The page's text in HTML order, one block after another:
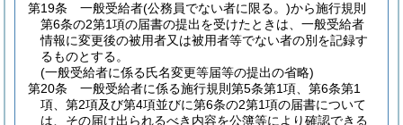
第19条
一般受給者(公務員でない者に限る。)から施行規則
第6条の2第1項の届書の提出を受けたときは、一般受給者
情報に変更後の被用者又は被用者等でない者の別を記録す
るものとする。
(一般受給者に係る氏名変更等届等の提出の省略)
第20条
一般受給者に係る施行規則第5条第1項、第6条第1
項、第2項及び第4項並びに第6条の2第1項の届書について
は、その届け出られるべき内容を公簿等により確認できる